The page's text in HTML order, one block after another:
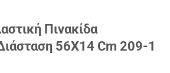
Πινακίδα
56X14 Cm 209-1